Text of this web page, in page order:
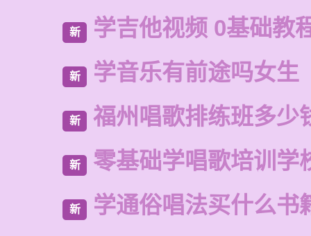
新 学吉他视频 0基础教
新 学音乐有前途吗女生
新 福州唱歌排练班多少
新 零基础学唱歌培训学
新 学通俗唱法买什么书